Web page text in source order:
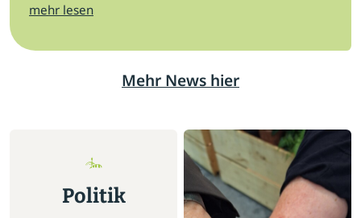
mehr lesen
Mehr News hier
Politik